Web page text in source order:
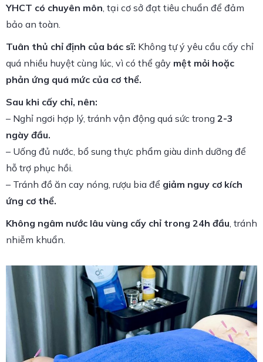
YHCT có chuyên môn, tại cơ sở đạt tiêu chuẩn để đảm
bảo an toàn.
Tuân thủ chỉ định của bác sĩ: Không tự ý yêu cầu cấy chỉ
quá nhiều huyệt cùng lúc, vì có thể gây mệt mỏi hoặc
phản ứng quá mức của cơ thể.
Sau khi cấy chỉ, nên:
– Nghỉ ngơi hợp lý, tránh vận động quá sức trong 2-3
ngày đầu.
– Uống đủ nước, bổ sung thực phẩm giàu dinh dưỡng để
hỗ trợ phục hồi.
– Tránh đồ ăn cay nóng, rượu bia để giảm nguy cơ kích
ứng cơ thể.
Không ngâm nước lâu vùng cấy chỉ trong 24h đầu, tránh
nhiễm khuẩn.